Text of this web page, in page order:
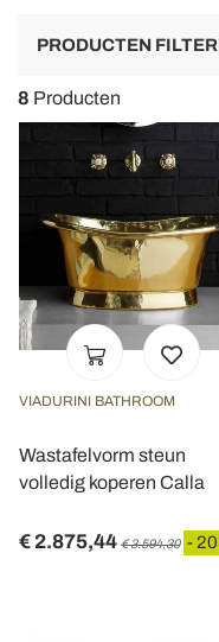
PRODUCTEN
8 Producten
VIADURINI BATHROOM
Wastafelvorm steun
volledig koperen Calla
€ 2.875,44 € 3.594,30 -